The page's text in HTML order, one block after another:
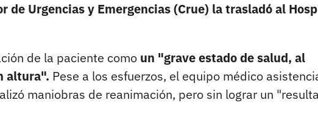
de Urgencias y Emergencias (Crue) la trasladó al
de la paciente como un "grave estado de salud, al
altura". Pese a los esfuerzos, el equipo médico
maniobras de reanimación, pero sin lograr un